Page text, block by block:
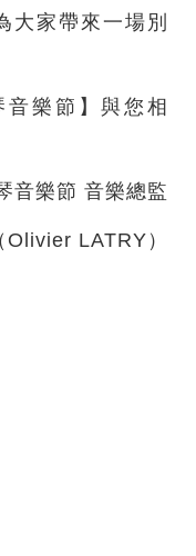
大家帶來一場別
樂節】與您相
音樂節 音樂總監
LATRY）